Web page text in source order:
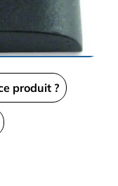
produit ?